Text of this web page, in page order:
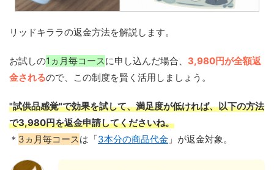
リッドキララの返金方法を解説します。
お試しの1ヵ月毎コースに申し込んだ場合、 3,980円が全額返
金されるので、この制度を賢く活用しましょう。
"試供品感覚"で効果を試して、満足度が低ければ、以下の方法
で3,980円を返金申請してくださいね。
＊ 3ヵ月毎コースは「3本分の商品代金 」が返金対象。